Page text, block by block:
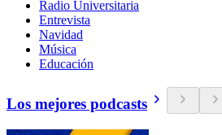
Radio Universitaria
Entrevista
Navidad
Música
Educación
Los mejores podcasts